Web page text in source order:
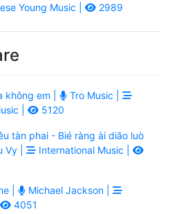
Young Music | 2989
không em |
Tro Music |
|
5120
tàn phai - Bié ràng ài diāo luò
Vy |
International Music |
|
Michael Jackson |
4051